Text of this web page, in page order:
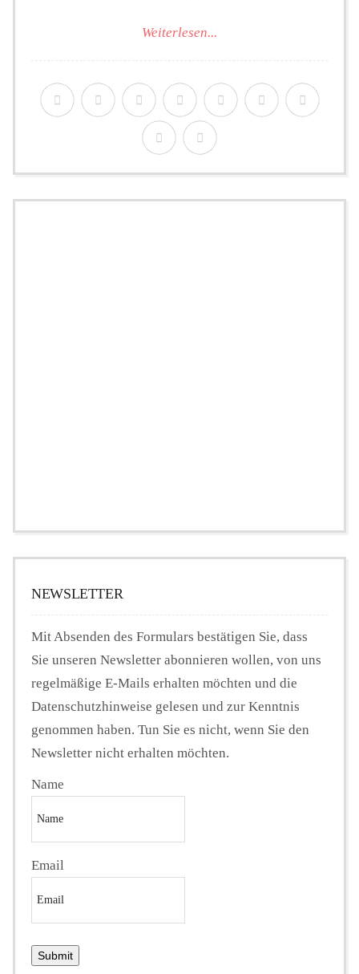
Weiterlesen...
NEWSLETTER
Mit Absenden des Formulars bestätigen Sie, dass
Sie unseren Newsletter abonnieren wollen, von uns
regelmäßige E-Mails erhalten möchten und die
Datenschutzhinweise gelesen und zur Kenntnis
genommen haben. Tun Sie es nicht, wenn Sie den
Newsletter nicht erhalten möchten.
Name
Email